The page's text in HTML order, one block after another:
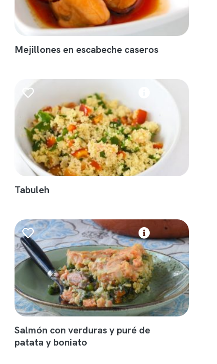
Mejillones en escabeche caseros
Tabuleh
Salmón con verduras y puré de
patata y boniato